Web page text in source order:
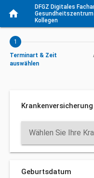
Aktueller Schritt: Terminart &
home
DFGZ Digitales
Kollegen
1
Terminart & Zeit
auswählen
Krankenversicherung
Wählen Sie Ihre
Geburtsdatum